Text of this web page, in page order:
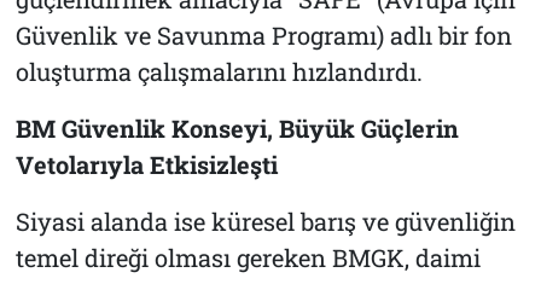
Güvenlik ve Savunma Programı) adlı bir fon
oluşturma çalışmalarını hızlandırdı.
BM Güvenlik Konseyi, Büyük Güçlerin
Vetolarıyla Etkisizleşti
Siyasi alanda ise küresel barış ve güvenliğin
temel direği olması gereken BMGK, daimi